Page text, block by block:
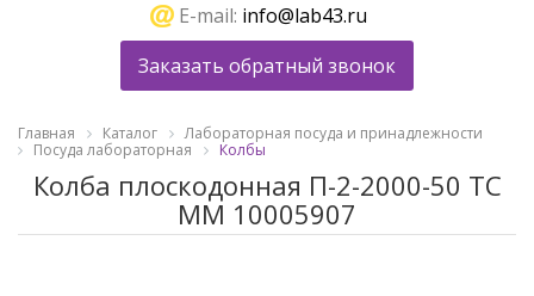
E-mail: info@lab43.ru
Заказать обратный звонок
Главная Каталог
Лабораторная посуда и принадлежности
Посуда лабораторная
Колбы
Колба плоскодонная П-2-2000-50 ТС
ММ 10005907